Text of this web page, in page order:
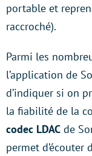
portable et
raccroché).
Parmi les
l’application de
d’indiquer si on
la fiabilité de la
codec LDAC de
permet d’écouter